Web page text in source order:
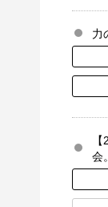
力
会。